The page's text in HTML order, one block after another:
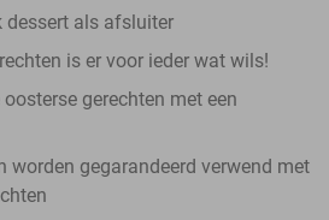
dessert als afsluiter
is er voor ieder wat wils!
gerechten met een
gegarandeerd verwend met